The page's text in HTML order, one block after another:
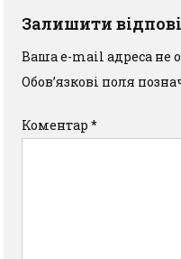
Залишити
Ваша e-mail адреса не
Обов’язкові поля
Коментар*